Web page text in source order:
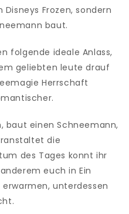
Frozen, sondern
baut.
folgende ideale Anlass,
geliebten leute drauf
Herrschaft
baut einen Schneemann,
die
des Tages konnt ihr
euch in Ein
unterdessen